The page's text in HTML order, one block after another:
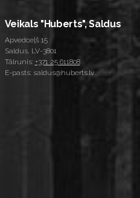
Veikals "Huberts", Saldus
Apvedceļš 15
Saldus, LV-3801
Tālrunis: +371 25 611808
E-pasts: saldus@huberts.lv